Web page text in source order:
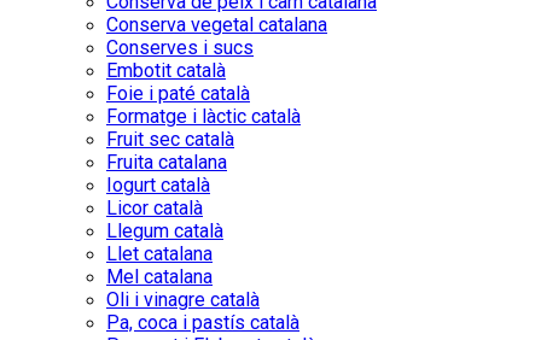
Conserva vegetal catalana
Conserves i sucs
Embotit català
Foie i paté català
Formatge i làctic català
Fruit sec català
Fruita catalana
Iogurt català
Licor català
Llegum català
Llet catalana
Mel catalana
Oli i vinagre català
Pa, coca i pastís català